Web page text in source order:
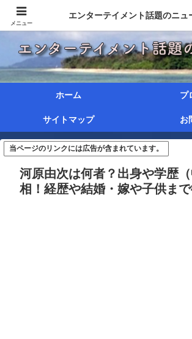
ホーム プ
サイトマップ お
当ページのリンクには広告が含まれています。
河原由次は何者？出身や学歴
相！経歴や結婚・嫁や子供ま
メニュー
エンターテイメント話題のニュ